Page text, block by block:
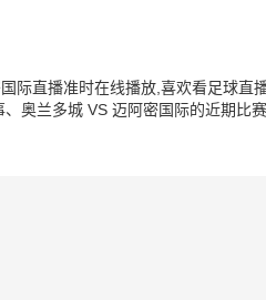
际直播准时在线播放,喜欢看足球直
奥兰多城 VS 迈阿密国际的近期比